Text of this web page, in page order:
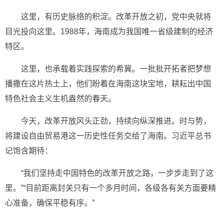
这里，有历史脉络的积淀。改革开放之初，党中央就将
目光投向这里。1988年，海南成为我国唯一省级建制的经济
特区。
这里，也承载着实践探索的希冀。一批批开拓者把梦想
播撒在这片热土上，他们盼着在海南这块宝地，耕耘出中国
特色社会主义生机盎然的春天。
今天，改革开放风头正劲，持续向纵深推进。时与势，
将建设自由贸易港这一历史性任务交给了海南。习近平总书
记饱含期待：
“我们坚持走中国特色的改革开放之路，一步步走到了这
里。”“目前距离封关只有一个多月时间，各级各有关方面要精
心准备，确保平稳有序。”